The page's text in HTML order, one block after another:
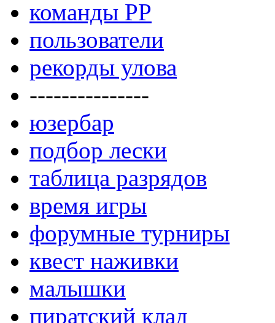
команды РР
пользователи
рекорды улова
---------------
юзербар
подбор лески
таблица разрядов
время игры
форумные турниры
квест наживки
малышки
пиратский клад